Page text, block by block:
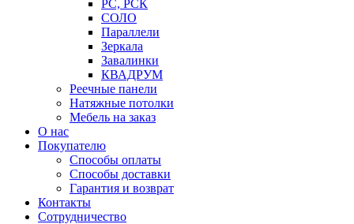
РС, РСК
СОЛО
Параллели
Зеркала
Завалинки
КВАДРУМ
Реечные панели
Натяжные потолки
Мебель на заказ
О нас
Покупателю
Способы оплаты
Способы доставки
Гарантия и возврат
Контакты
Сотрудничество